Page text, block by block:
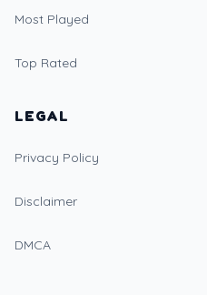
Most Played
Top Rated
LEGAL
Privacy Policy
Disclaimer
DMCA